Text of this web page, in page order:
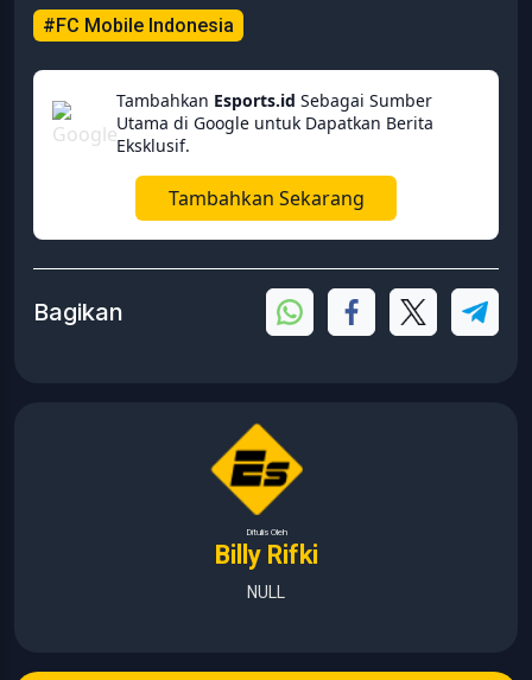
#FC Mobile Indonesia
Tambahkan Esports.id Sebagai Sumber
Utama di Google untuk Dapatkan Berita
Eksklusif.
Tambahkan Sekarang
Bagikan
Ditulis Oleh
Billy Rifki
NULL